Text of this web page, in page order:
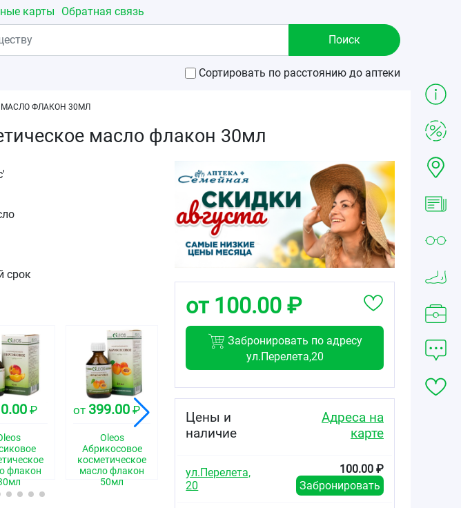
карты Обратная связь
Сортировать по расстоянию до аптеки
ФЛАКОН 30МЛ
масло флакон 30мл
срок
₽
флакон
от 399.00 ₽
Oleos
Абрикосовое
косметическое
масло флакон
50мл
от 237.00
Oleos
масло флакон
30мл
50.00
Oleos Авокадо
от 100.00 ₽
Забронировать по адресу
ул.Перелета,20
Цены и
наличие
Адреса на
карте
ул.Перелета,
20
100.00 ₽
Забронировать